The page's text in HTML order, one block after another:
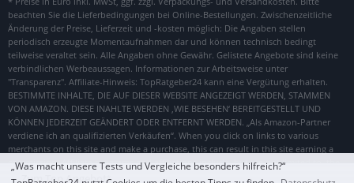
Zum Top Angebot
„Was macht unsere Tests und Vergleiche besonders hilfreich?“